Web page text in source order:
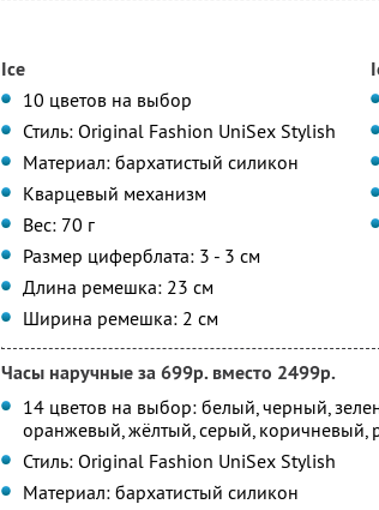
Ice
10 цветов на выбор
Стиль: Original Fashion UniSex Stylish
Материал: бархатистый силикон
Кварцевый механизм
Вес: 70 г
Размер циферблата: 3 - 3 см
Длина ремешка: 23 см
Ширина ремешка: 2 см
Часы наручные за699р. вместо 2499р.
14 цветов на выбор: белый, черный,
оранжевый, жёлтый, серый, коричневый,
Стиль: Original Fashion UniSex Stylish
Материал: бархатистый силикон